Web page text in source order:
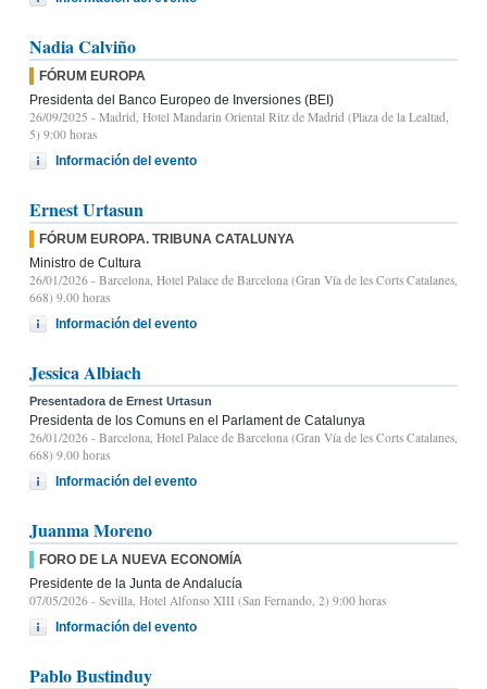
Nadia Calviño
FÓRUM EUROPA
Presidenta del Banco Europeo de Inversiones (BEI)
26/09/2025 - Madrid, Hotel Mandarin Oriental Ritz de Madrid (Plaza de la Lealtad,
5) 9:00 horas
Información del evento
Ernest Urtasun
FÓRUM EUROPA. TRIBUNA CATALUNYA
Ministro de Cultura
26/01/2026 - Barcelona, Hotel Palace de Barcelona (Gran Vía de les Corts Catalanes,
668) 9.00 horas
Información del evento
Jessica Albiach
Presentadora de Ernest Urtasun
Presidenta de los Comuns en el Parlament de Catalunya
26/01/2026 - Barcelona, Hotel Palace de Barcelona (Gran Vía de les Corts Catalanes,
668) 9.00 horas
Información del evento
Juanma Moreno
FORO DE LA NUEVA ECONOMÍA
Presidente de la Junta de Andalucía
07/05/2026 - Sevilla, Hotel Alfonso XIII (San Fernando, 2) 9:00 horas
Información del evento
Pablo Bustinduy